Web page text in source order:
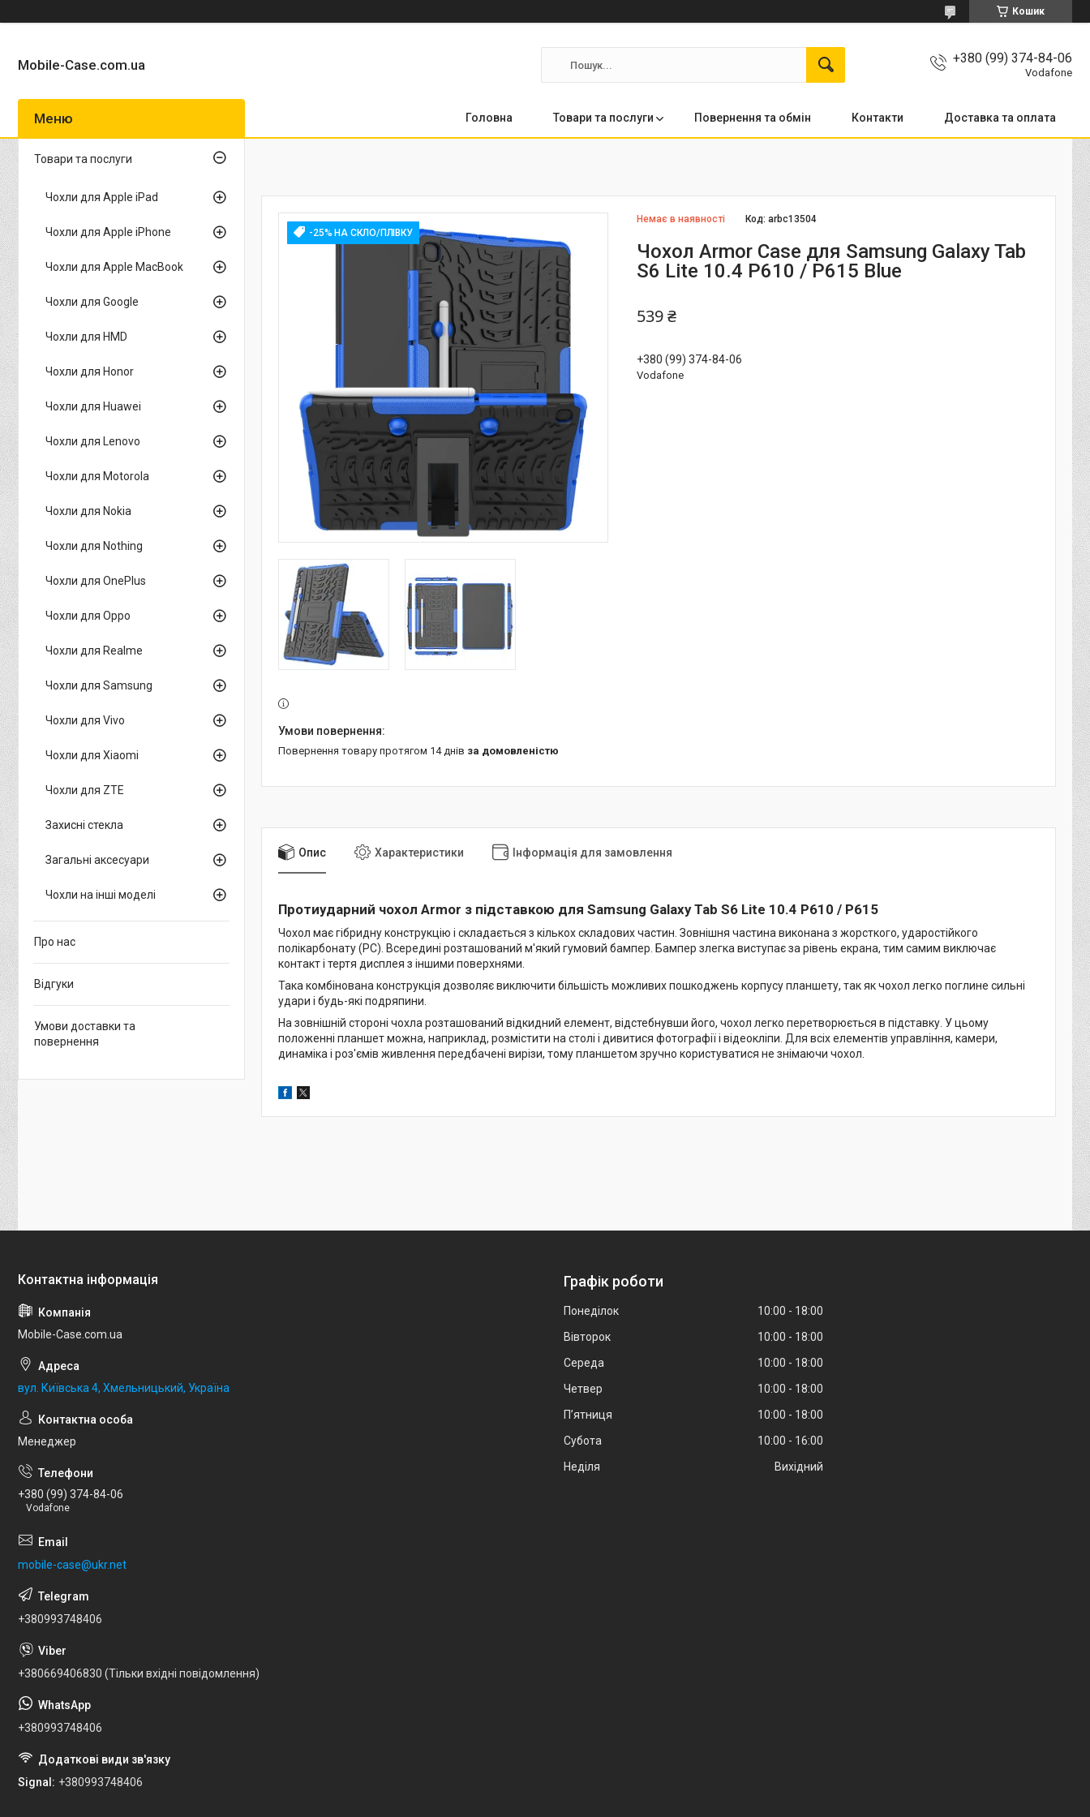
Кошик
Mobile-Case.com.ua +380 (99) 374-84-06
Vodafone
Головна Товари та послуги Повернення та обмін Контакти Доставка та оплата
-25% НА СКЛО/ПЛІВКУ
Немає в наявності Код:arbc13504
Чохол Armor Case для Samsung Galaxy Tab
S6 Lite 10.4 P610 / P615 Blue
539 ₴
+380 (99) 374-84-06
Vodafone
повернення товару протягом 14 днів за домовленістю
Опис Характеристики Інформація для замовлення
Протиударний чохол Armor з підставкою для Samsung GalaxyTab S6 Lite 10.4 P610 / P615
Чохол має гібридну конструкцію і складається з кількох складових частин. Зовнішня частина виконана з жорсткого, ударостійкого
полікарбонату (PC). Всередині розташований м'який гумовий бампер. Бампер злегка виступає за рівень екрана, тим самим виключає
контакт і тертя дисплея з іншими поверхнями.
Така комбінована конструкція дозволяє виключити більшість можливих пошкоджень корпусу планшету, так як чохол легко поглине сильні
удари і будь-які подряпини.
На зовнішній стороні чохла розташований відкидний елемент, відстебнувши його, чохол легко перетворюється в підставку. У цьому
положенні планшет можна, наприклад, розмістити на столі і дивитися фотографії і відеокліпи. Для всіх елементів управління, камери,
динаміка і роз'ємів живлення передбачені вирізи, тому планшетом зручно користуватися не знімаючи чохол.
Товари та послуги
Чохли для Apple iPad
Чохли для Apple iPhone
Чохли для Apple MacBook
Чохли для Google
Чохли для HMD
Чохли для Honor
Чохли для Huawei
Чохли для Lenovo
Чохли для Motorola
Чохли для Nokia
Чохли для Nothing
Чохли для OnePlus
Чохли для Oppo
Чохли для Realme
Чохли для Samsung
Чохли для Vivo
Чохли для Xiaomi
Чохли для ZTE
Захисні стекла
Загальні аксесуари
Чохли на інші моделі
Про нас
Відгуки
Умови доставки та
повернення
Mobile-Case.com.ua
вул. Київська 4, Хмельницький, Україна
Менеджер
+380 (99) 374-84-06
Vodafone
mobile-case@ukr.net
+380993748406
+380669406830 (Тільки вхідні повідомлення)
+380993748406
Signal +380993748406
Графік роботи
Понеділок 10:00
18:00
Вівторок
10:00
18:00
Середа
10:00
18:00
Четвер
10:00
18:00
Пʼятниця
10:00
18:00
Субота
10:00
16:00
Неділя
Вихідний